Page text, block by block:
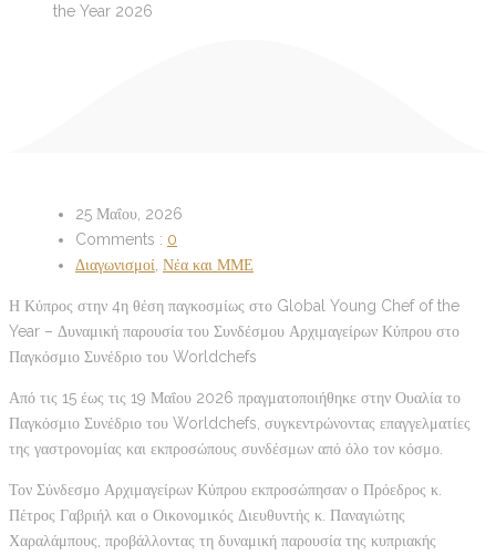
the Year 2026
25 Μαΐου, 2026
Comments : 0
Διαγωνισμοί, Νέα και ΜΜΕ
Η Κύπρος στην 4η θέση παγκοσμίως στο Global Young Chef of the
Year – Δυναμική παρουσία του Συνδέσμου Αρχιμαγείρων Κύπρου στο
Παγκόσμιο Συνέδριο του Worldchefs
Από τις 15 έως τις 19 Μαΐου 2026 πραγματοποιήθηκε στην Ουαλία το
Παγκόσμιο Συνέδριο του Worldchefs, συγκεντρώνοντας επαγγελματίες
της γαστρονομίας και εκπροσώπους συνδέσμων από όλο τον κόσμο.
Τον Σύνδεσμο Αρχιμαγείρων Κύπρου εκπροσώπησαν ο Πρόεδρος κ.
Πέτρος Γαβριήλ και ο Οικονομικός Διευθυντής κ. Παναγιώτης
Χαραλάμπους, προβάλλοντας τη δυναμική παρουσία της κυπριακής